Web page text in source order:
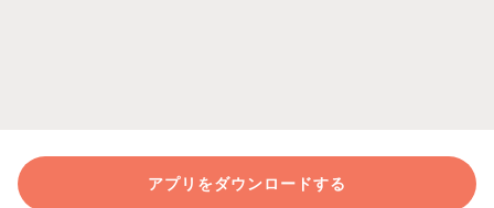
アプリをダウンロードする